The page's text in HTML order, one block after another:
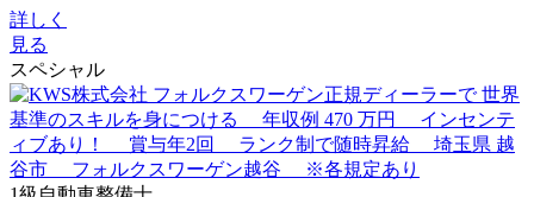
詳しく
見る
スペシャル